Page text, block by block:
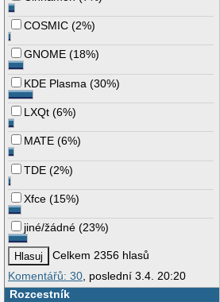
COSMIC (2%)
GNOME (18%)
KDE Plasma (30%)
LXQt (6%)
MATE (6%)
TDE (2%)
Xfce (15%)
jiné/žádné (23%)
Celkem 2356 hlasů
Komentářů: 30 , poslední 3.4. 20:20
Rozcestník